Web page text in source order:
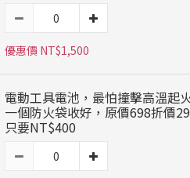
優惠價 NT$1,500
電動工具電池，最怕撞擊高溫起
一個防火袋收好，原價698折價
只要NT$400